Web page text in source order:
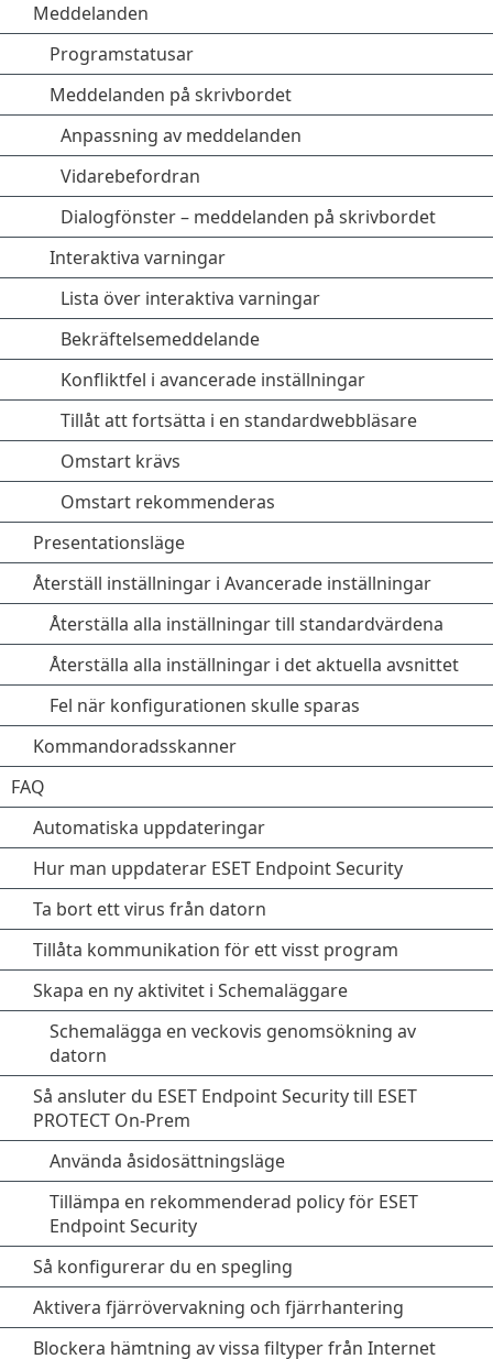
Meddelanden
Programstatusar
Meddelanden på skrivbordet
Anpassning av meddelanden
Vidarebefordran
Dialogfönster – meddelanden på skrivbordet
Interaktiva varningar
Lista över interaktiva varningar
Bekräftelsemeddelande
Konfliktfel i avancerade inställningar
Tillåt att fortsätta i en standardwebbläsare
Omstart krävs
Omstart rekommenderas
Presentationsläge
Återställ inställningar i Avancerade inställningar
Återställa alla inställningar till standardvärdena
Återställa alla inställningar i det aktuella avsnittet
Fel när konfigurationen skulle sparas
Kommandoradsskanner
FAQ
Automatiska uppdateringar
Hur man uppdaterar ESET Endpoint Security
Ta bort ett virus från datorn
Tillåta kommunikation för ett visst program
Skapa en ny aktivitet i Schemaläggare
Schemalägga en veckovis genomsökning av
datorn
Så ansluter du ESET Endpoint Security till ESET
PROTECT On-Prem
Använda åsidosättningsläge
Tillämpa en rekommenderad policy för ESET
Endpoint Security
Så konfigurerar du en spegling
Aktivera fjärrövervakning och fjärrhantering
Blockera hämtning av vissa filtyper från Internet